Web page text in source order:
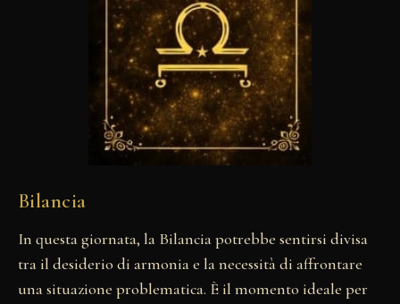
Bilancia
In questa giornata, la Bilancia potrebbe sentirsi divisa
tra il desiderio di armonia e la necessità di affrontare
una situazione problematica. È il momento ideale per